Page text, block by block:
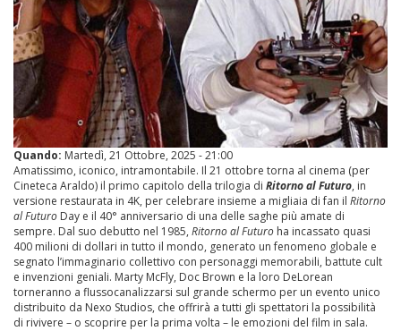
Quando: Martedì, 21 Ottobre, 2025 - 21:00
Amatissimo, iconico, intramontabile. Il 21 ottobre torna al cinema (per
Cineteca Araldo) il primo capitolo della trilogia di Ritorno al Futuro, in
versione restaurata in 4K, per celebrare insieme a migliaia di fan il Ritorno
al Futuro Day e il 40° anniversario di una delle saghe più amate di
sempre. Dal suo debutto nel 1985, Ritorno al Futuro ha incassato quasi
400 milioni di dollari in tutto il mondo, generato un fenomeno globale e
segnato l’immaginario collettivo con personaggi memorabili, battute cult
e invenzioni geniali. Marty McFly, Doc Brown e la loro DeLorean
torneranno a flussocanalizzarsi sul grande schermo per un evento unico
distribuito da Nexo Studios, che offrirà a tutti gli spettatori la possibilità
di rivivere – o scoprire per la prima volta – le emozioni del film in sala.